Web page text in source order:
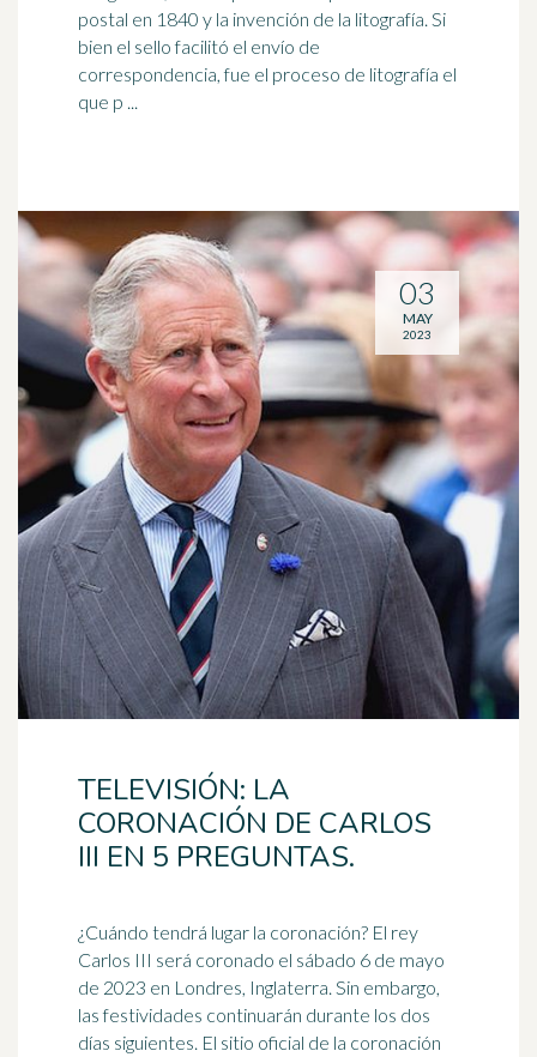
postal en 1840 y la invención de la litografía. Si
bien el sello facilitó el envío de
correspondencia, fue el proceso de litografía el
que p ...
TELEVISIÓN: LA
CORONACIÓN DE CARLOS
III EN 5 PREGUNTAS.
¿Cuándo tendrá lugar la coronación? El rey
Carlos III será coronado el sábado 6 de mayo
de 2023 en Londres, Inglaterra. Sin embargo,
las festividades continuarán durante los dos
días siguientes. El sitio oficial de la coronación
03
MAY
2023